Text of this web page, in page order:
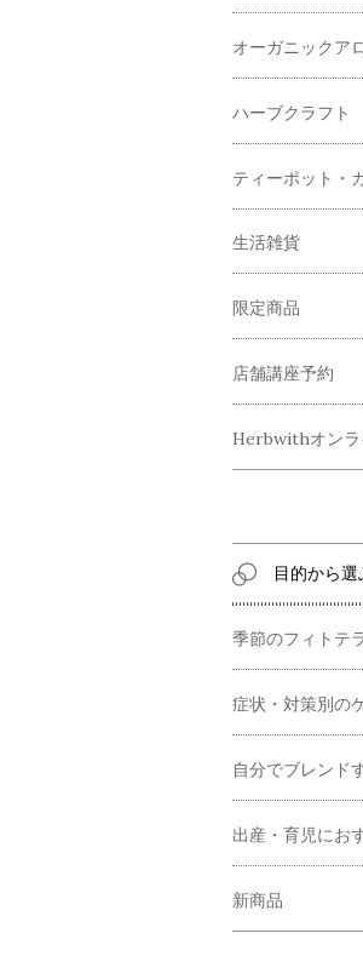
オーガニックア
ハーブクラフト
ティーポット・
生活雑貨
限定商品
店舗講座予約
Herbwithオンラ
目的から選
季節のフィトテ
症状・対策別の
自分でブレンド
出産・育児にお
新商品